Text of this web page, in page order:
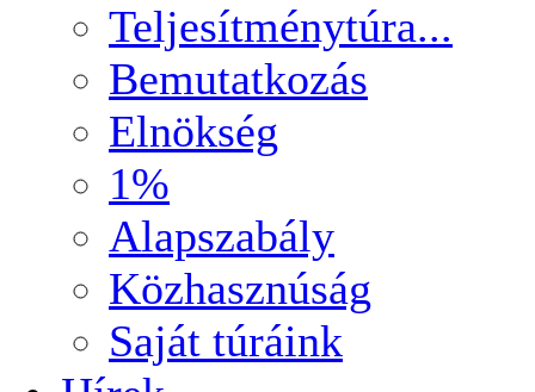
Teljesítménytúra...
Bemutatkozás
Elnökség
1%
Alapszabály
Közhasznúság
Saját túráink